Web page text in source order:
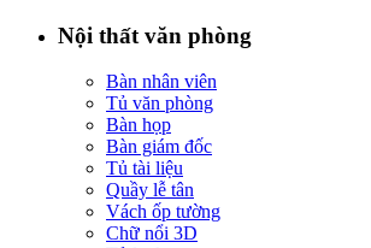
Nội thất văn phòng
Bàn nhân viên
Tủ văn phòng
Bàn họp
Bàn giám đốc
Tủ tài liệu
Quầy lễ tân
Vách ốp tường
Chữ nổi 3D